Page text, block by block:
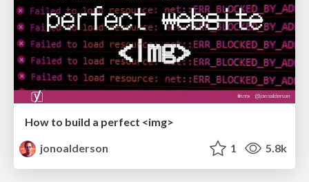
How to build a perfect <img>
jonoalderson
1 5.8k